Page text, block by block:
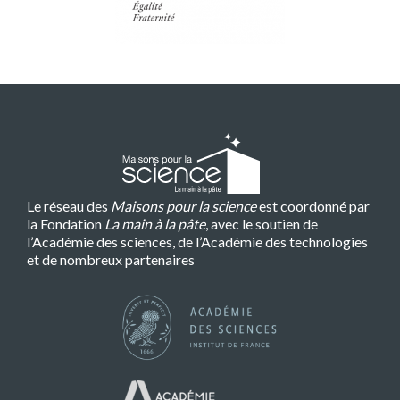
Le réseau des Maisons pour la scienceest coordonné par
la Fondation La main à la pâte, avec le soutien de
l’Académie des sciences, de l’Académie des technologies
et de nombreux partenaires